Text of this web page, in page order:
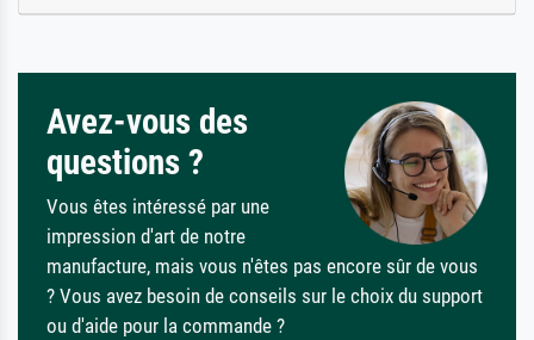
Avez-vous des
questions ?
Vous êtes intéressé par une
impression d'art de notre
manufacture, mais vous n'êtes pas encore sûr de vous
? Vous avez besoin de conseils sur le choix du support
ou d'aide pour la commande ?